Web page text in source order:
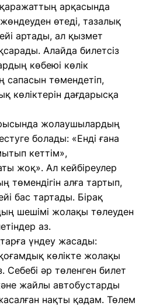
арқасында
өтеді, тазалық
артады, ал қызмет
Алайда билетсіз
көбеюі көлік
төмендетіп,
көліктерін дағдарысқа
жолаушылардың
болады: «Енді ғана
кеттім»,
жоқ». Ал кейбіреулер
төмендігін алға тартып,
бас тартады. Бірақ
шешімі жолақы төлеуден
аз.
үндеу жасады:
көлікте жолақы
әр төленген билет
жайлы автобустарды
нақты қадам. Төлем